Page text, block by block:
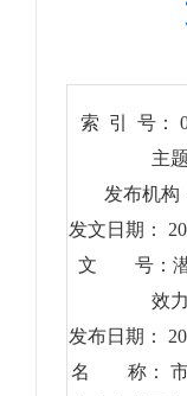
索 引 号：
主
发布机构
发文日期：
文 号：潜
效
发布日期：
名 称： 市